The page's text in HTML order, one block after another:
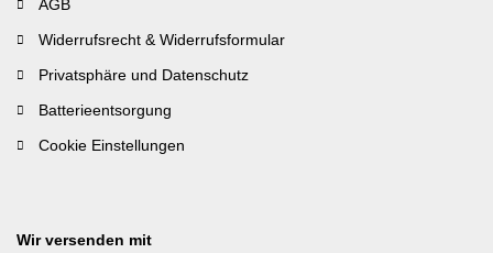
AGB
Widerrufsrecht & Widerrufsformular
Privatsphäre und Datenschutz
Batterieentsorgung
Cookie Einstellungen
Wir versenden mit